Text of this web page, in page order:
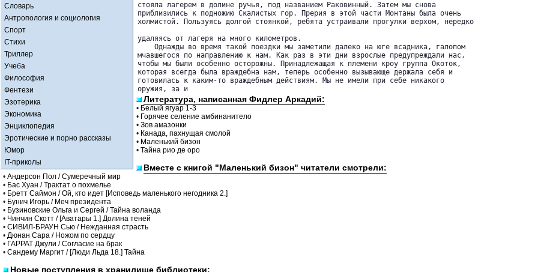
Словарь
Антропология и социология
Спорт
Стихи
Триллер
Учеба
Философия
Фентези
Эзотерика
Экономика
Энциклопедия
Эротические и порно рассказы
Юмор
IT-приколы
стояла лагерем в долине ручья, под названием Раковинный. Затем мы снова
приблизились к подножию Скалистых гор. Прерия в этой части Монтаны была очень
холмистой. Пользуясь долгой стоянкой, ребята устраивали прогулки верхом, нередко
удаляясь от лагеря на много километров.
    Однажды во время такой поездки мы заметили далеко на юге всадника, галопом
мчавшегося по направлению к нам. Как раз в эти дни взрослые предупреждали нас,
чтобы мы были особенно осторожны. Принадлежащая к племени кроу группа Окоток,
которая всегда была враждебна нам, теперь особенно вызывающе держала себя и
готовилась к каким-то враждебным действиям. Мы не имели при себе никакого
оружия, за и
Литература, написанная Фидлер Аркадий:
• Белый ягуар 1-3
• Горячее селение амбинанитело
• Зов амазонки
• Канада, пахнущая смолой
• Маленький бизон
• Тайна рио де оро
Вместе с книгой "Маленький бизон" читатели смотрели:
• Андерсон Пол / Сумеречный мир
• Бас Хуан / Трактат о похмелье
• Бретт Саймон / Ой, кто идет [Исповедь маленького негодника 2.]
• Бунич Игорь / Меч президента
• Бузиновские Ольга и Сергей / Тайна воланда
• Чинчин Скотт / [Аватары 1.] Долина теней
• СИВИЛ-БРАУН Сью / Нежданная страсть
• Дюнан Сара / Ножом по сердцу
• ГАРРАТ Джули / Согласие на брак
• Сандему Маргит / [Люди Льда 18.] Тайна
Новые поступления в хранилище библиотеки: